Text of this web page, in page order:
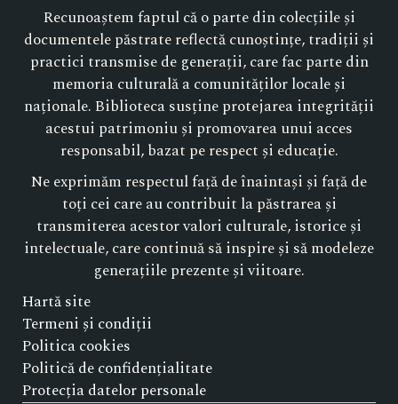
Recunoaștem faptul că o parte din colecțiile și
documentele păstrate reflectă cunoștințe, tradiții și
practici transmise de generații, care fac parte din
memoria culturală a comunităților locale și
naționale. Biblioteca susține protejarea integrității
acestui patrimoniu și promovarea unui acces
responsabil, bazat pe respect și educație.
Ne exprimăm respectul față de înaintași și față de
toți cei care au contribuit la păstrarea și
transmiterea acestor valori culturale, istorice și
intelectuale, care continuă să inspire și să modeleze
generațiile prezente și viitoare.
Hartă site
Termeni și condiții
Politica cookies
Politică de confidențialitate
Protecția datelor personale